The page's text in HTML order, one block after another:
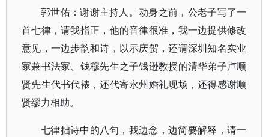
郭世佑：谢谢主持人。动身之前，公老子写了一
首七律，请我指正，他的音律很准，我一边提供修改
意见，一边步韵和诗，以示庆贺，还请深圳知名实业
家兼书法家、钱穆先生之子钱逊教授的清华弟子卢顺
贤先生代书代裱，还代寄永州婚礼现场，还得感谢顺
贤缪力相助。
七律拙诗中的八句，我边念，边简要解释，请一